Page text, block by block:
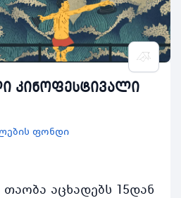
კინოფესტივალი
ფონდი
აცხადებს 15დან